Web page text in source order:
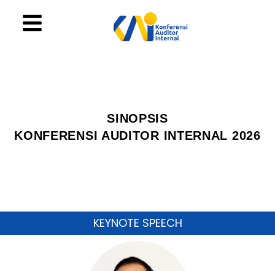
SINOPSIS
KONFERENSI AUDITOR INTERNAL 2026
KEYNOTE SPEECH